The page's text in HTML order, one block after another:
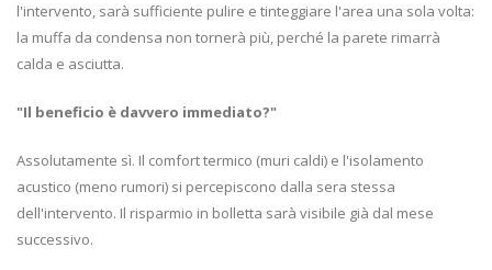
l'intervento, sarà sufficiente pulire e tinteggiare l'area una sola volta:
la muffa da condensa non tornerà più, perché la parete rimarrà
calda e asciutta.
"Il beneficio è davvero immediato?"
Assolutamente sì. Il comfort termico (muri caldi) e l'isolamento
acustico (meno rumori) si percepiscono dalla sera stessa
dell'intervento. Il risparmio in bolletta sarà visibile già dal mese
successivo.